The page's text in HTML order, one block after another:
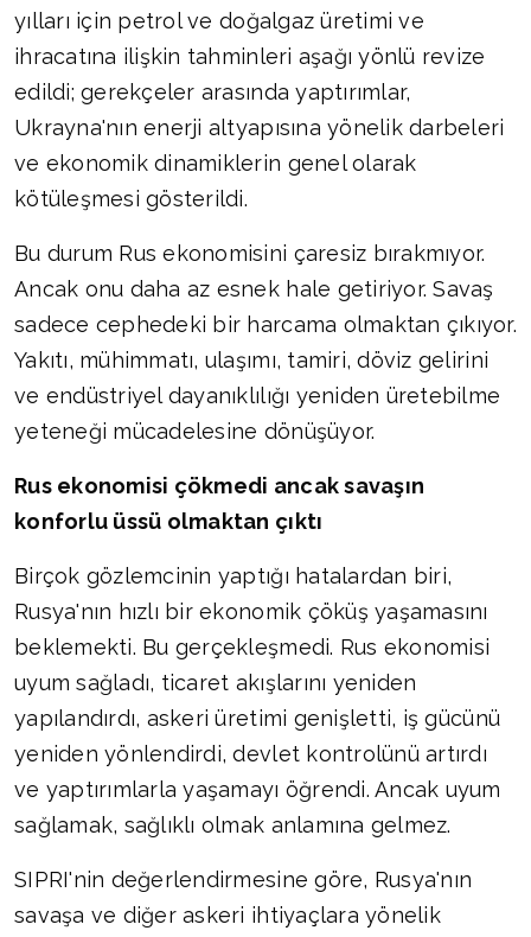
yılları için petrol ve doğalgaz üretimi ve
ihracatına ilişkin tahminleri aşağı yönlü revize
edildi; gerekçeler arasında yaptırımlar,
Ukrayna'nın enerji altyapısına yönelik darbeleri
ve ekonomik dinamiklerin genel olarak
kötüleşmesi gösterildi.
Bu durum Rus ekonomisini çaresiz bırakmıyor.
Ancak onu daha az esnek hale getiriyor. Savaş
sadece cephedeki bir harcama olmaktan çıkıyor.
Yakıtı, mühimmatı, ulaşımı, tamiri, döviz gelirini
ve endüstriyel dayanıklılığı yeniden üretebilme
yeteneği mücadelesine dönüşüyor.
Rus ekonomisi çökmedi ancak savaşın
konforlu üssü olmaktan çıktı
Birçok gözlemcinin yaptığı hatalardan biri,
Rusya'nın hızlı bir ekonomik çöküş yaşamasını
beklemekti. Bu gerçekleşmedi. Rus ekonomisi
uyum sağladı, ticaret akışlarını yeniden
yapılandırdı, askeri üretimi genişletti, iş gücünü
yeniden yönlendirdi, devlet kontrolünü artırdı
ve yaptırımlarla yaşamayı öğrendi. Ancak uyum
sağlamak, sağlıklı olmak anlamına gelmez.
SIPRI'nin değerlendirmesine göre, Rusya'nın
savaşa ve diğer askeri ihtiyaçlara yönelik